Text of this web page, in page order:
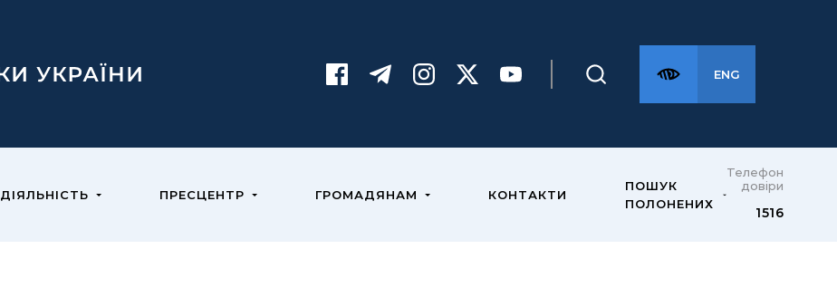
ENG
ДІЯЛЬНІСТЬ ПРЕСЦЕНТР ГРОМАДЯНАМ КОНТАКТИ
ПОШУК
ПОЛОНЕНИХ
Телефон
довіри
1516